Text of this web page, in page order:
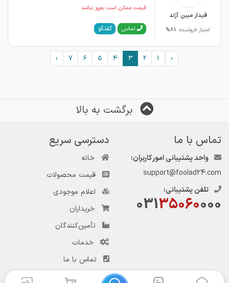
فیدار مبین آژند
امتیاز فروشنده: 81%
قیمت ممکن است به‌روز نباشد
تماس گفتگو
‹
1
2
3
4
5
6
7
›
برگشت به بالا
تماس با ما
واحد پشتیبانی امور کاربران:
support@foolad24.com
تلفن پشتیبانی:
03135060000
دسترسی سریع
خانه
قیمت محصولات
اعلام موجودی
خریداران
تأمین‌کنندگان
خدمات
تماس با ما